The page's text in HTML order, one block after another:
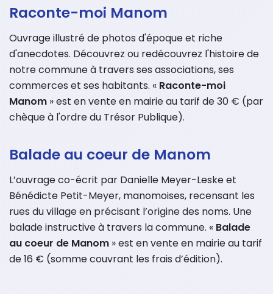
Raconte-moi Manom
Ouvrage illustré de photos d'époque et riche
d'anecdotes. Découvrez ou redécouvrez l'histoire de
notre commune à travers ses associations, ses
commerces et ses habitants. « Raconte-moi
Manom » est en vente en mairie au tarif de 30 € (par
chèque à l'ordre du Trésor Publique).
Balade au coeur de Manom
L’ouvrage co-écrit par Danielle Meyer-Leske et
Bénédicte Petit-Meyer, manomoises, recensant les
rues du village en précisant l’origine des noms. Une
balade instructive à travers la commune. « Balade
au coeur de Manom » est en vente en mairie au tarif
de 16 € (somme couvrant les frais d’édition).